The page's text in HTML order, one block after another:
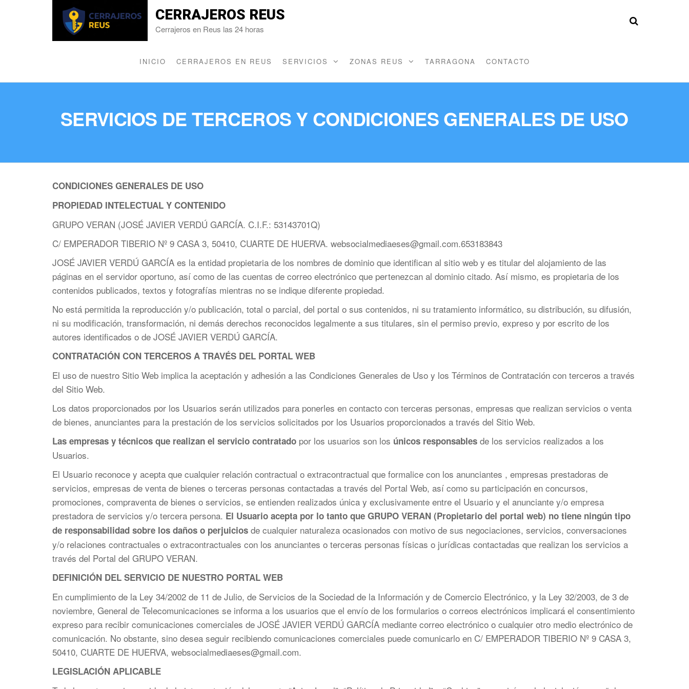
CERRAJEROS REUS
Cerrajeros en Reus las 24 horas
INICIO CERRAJEROS EN REUS SERVICIOS ZONAS REUS TARRAGONA CONTACTO
SERVICIOS DE TERCEROS Y CONDICIONES GENERALES DE USO
CONDICIONES GENERALES DE USO
PROPIEDAD INTELECTUAL Y CONTENIDO
GRUPO VERAN (JOSÉ JAVIER VERDÚ GARCÍA. C.I.F.: 53143701Q)
C/ EMPERADOR TIBERIO Nº 9 CASA 3, 50410, CUARTE DE HUERVA. websocialmediaeses@gmail.com.653183843
JOSÉ JAVIER VERDÚ GARCÍA es la entidad propietaria de los nombres de dominio que identifican al sitio web y es titular del alojamiento de las
páginas en el servidor oportuno, así como de las cuentas de correo electrónico que pertenezcan al dominio citado. Así mismo, es propietaria de los
contenidos publicados, textos y fotografías mientras no se indique diferente propiedad.
No está permitida la reproducción y/o publicación, total o parcial, del portal o sus contenidos, ni su tratamiento informático, su distribución, su difusión,
ni su modificación, transformación, ni demás derechos reconocidos legalmente a sus titulares, sin el permiso previo, expreso y por escrito de los
autores identificados o de JOSÉ JAVIER VERDÚ GARCÍA.
CONTRATACIÓN CON TERCEROS A TRAVÉS DEL PORTAL WEB
El uso de nuestro Sitio Web implica la aceptación y adhesión a las Condiciones Generales de Uso y los Términos de Contratación con terceros a través
del Sitio Web.
Los datos proporcionados por los Usuarios serán utilizados para ponerles en contacto con terceras personas, empresas que realizan servicios o venta
de bienes, anunciantes para la prestación de los servicios solicitados por los Usuarios proporcionados a través del Sitio Web.
Las empresas y técnicos que realizan el servicio contratado por los usuarios son los únicos responsables de los servicios realizados a los
Usuarios.
El Usuario reconoce y acepta que cualquier relación contractual o extracontractual que formalice con los anunciantes , empresas prestadoras de
servicios, empresas de venta de bienes o terceras personas contactadas a través del Portal Web, así como su participación en concursos,
promociones, compraventa de bienes o servicios, se entienden realizados única y exclusivamente entre el Usuario y el anunciante y/o empresa
prestadora de servicios y/o tercera persona. El Usuario acepta por lo tanto que GRUPO VERAN (Propietario del portal web) no tiene ningún tipo
de responsabilidad sobre los daños o perjuicios de cualquier naturaleza ocasionados con motivo de sus negociaciones, servicios, conversaciones
y/o relaciones contractuales o extracontractuales con los anunciantes o terceras personas físicas o jurídicas contactadas que realizan los servicios a
través del Portal del GRUPO VERAN.
DEFINICIÓN DEL SERVICIO DE NUESTRO PORTAL WEB
En cumplimiento de la Ley 34/2002 de 11 de Julio, de Servicios de la Sociedad de la Información y de Comercio Electrónico, y la Ley 32/2003, de 3 de
noviembre, General de Telecomunicaciones se informa a los usuarios que el envío de los formularios o correos electrónicos implicará el consentimiento
expreso para recibir comunicaciones comerciales de JOSÉ JAVIER VERDÚ GARCÍA mediante correo electrónico o cualquier otro medio electrónico de
comunicación. No obstante, sino desea seguir recibiendo comunicaciones comerciales puede comunicarlo en C/ EMPERADOR TIBERIO Nº 9 CASA 3,
50410, CUARTE DE HUERVA, websocialmediaeses@gmail.com.
LEGISLACIÓN APLICABLE